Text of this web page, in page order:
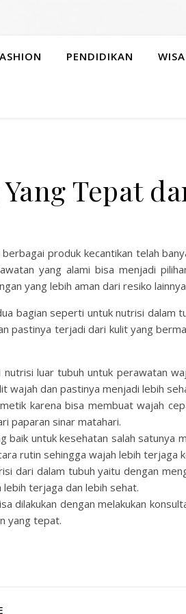
PENDIDIKAN
Tepat
produk kecantikan telah
yang alami bisa menjadi
yang lebih aman dari resiko
bagian seperti untuk nutrisi dalam
pastinya terjadi dari kulit yang
luar tubuh untuk perawatan
wajah dan pastinya menjadi lebih
karena bisa membuat wajah
paparan sinar matahari.
untuk kesehatan salah satunya
rutin sehingga wajah lebih terjaga
dari dalam tubuh yaitu dengan
lebih terjaga dan lebih sehat.
dilakukan dengan melakukan
yang tepat.